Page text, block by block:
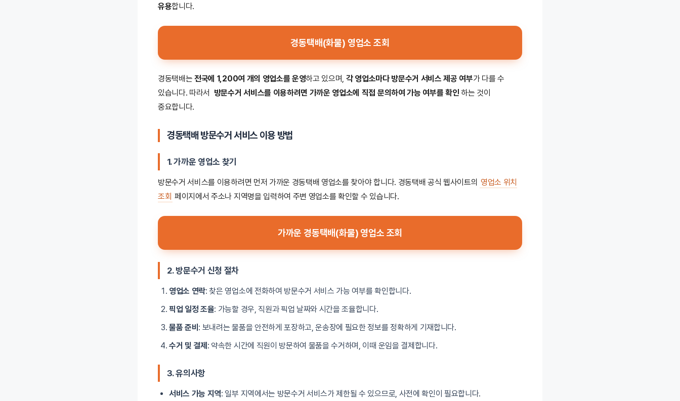
유용합니다.
경동택배(화물) 영업소 조회
경동택배는전국에 1,200여 개의 영업소를 운영하고 있으며, 각 영업소마다 방문수거 서비스 제공 여부가 다를 수
있습니다. 따라서
방문수거 서비스를 이용하려면 가까운 영업소에 직접 문의하여 가능 여부를 확인 하는 것이
중요합니다.
경동택배 방문수거 서비스 이용 방법
1.가까운 영업소 찾기
방문수거 서비스를 이용하려면 먼저 가까운 경동택배 영업소를 찾아야 합니다. 경동택배 공식 웹사이트의 영업소 위치
조회 페이지에서 주소나 지역명을 입력하여 주변 영업소를 확인할 수 있습니다.
가까운 경동택배(화물) 영업소 조회
2. 방문수거 신청 절차
영업소 연락: 찾은 영업소에 전화하여 방문수거 서비스 가능 여부를 확인합니다.
픽업 일정 조율: 가능할 경우, 직원과 픽업 날짜와 시간을 조율합니다.
물품 준비 : 보내려는 물품을 안전하게 포장하고, 운송장에 필요한 정보를 정확하게 기재합니다.
수거 및 결제 : 약속한 시간에 직원이 방문하여 물품을 수거하며, 이때 운임을 결제합니다.
3.유의사항
서비스 가능 지역: 일부 지역에서는 방문수거 서비스가 제한될 수 있으므로, 사전에 확인이 필요합니다.